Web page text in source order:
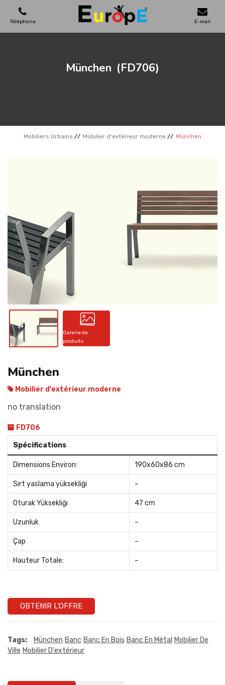
Téléphone E-mail
SKATEPARKS
CONTACT
München (FD706)
Mobiliers Urbains Mobilier d'extérieur moderne München
Galerie de
produits
München
Mobilier d'extérieur moderne
no translation
FD706
Spécifications
Dimensions Environ: 190x60x86 cm
Sırt yaslama yüksekliği –
Oturak Yüksekliği 47 cm
Uzunluk –
Çap –
Hauteur Totale: –
OBTENIR L'OFFRE
Tags: München Banc Banc En Bois Banc En Métal Mobilier De
Ville Mobilier D'extérieur